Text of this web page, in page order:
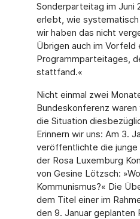
Sonderparteitag im Juni
erlebt, wie
wir haben das nicht
Übrigen auch im Vorfeld
Programmparteitages,
stattfand.«
Nicht einmal zwei
Bundeskonferenz waren
die Situation
Erinnern wir uns: Am 3.
veröffentlichte die junge
der Rosa Luxemburg
von Gesine Lötzsch:
Kommunismus?« Die
dem Titel einer im
den 9. Januar